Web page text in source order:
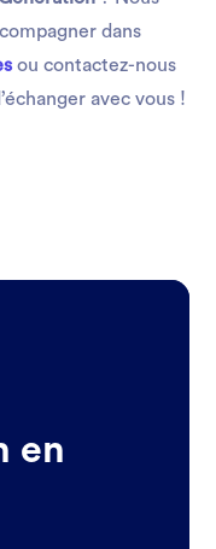
dans
ou contactez-nous
avec vous !
en